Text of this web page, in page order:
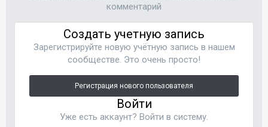
комментарий
Создать учетную запись
Зарегистрируйте новую учётную запись в нашем
сообществе. Это очень просто!
Регистрация нового пользователя
Войти
Уже есть аккаунт? Войти в систему.